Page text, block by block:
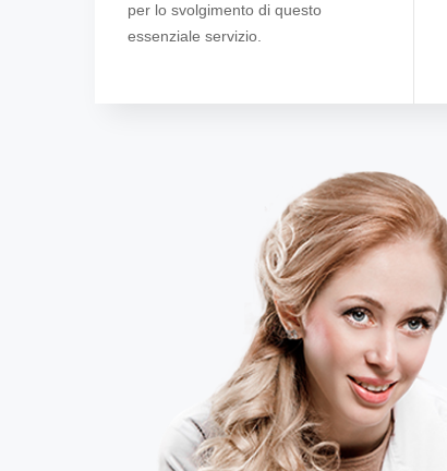
per lo svolgimento di questo
essenziale servizio.